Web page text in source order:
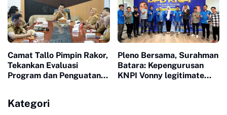
Camat Tallo Pimpin Rakor,
Tekankan Evaluasi
Program dan Penguatan
Pleno Bersama, Surahman
Batara: Kepengurusan
KNPI Vonny legitimate
Kategori